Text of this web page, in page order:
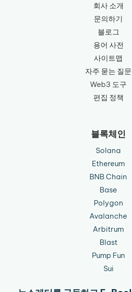
회사 소개
문의하기
블로그
용어 사전
사이트맵
자주 묻는 질문
Web3 도구
편집 정책
블록체인
Solana
Ethereum
BNB Chain
Base
Polygon
Avalanche
Arbitrum
Blast
Pump Fun
Sui